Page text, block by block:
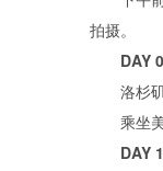
拍摄。
DAY
洛杉矶
乘坐美
DAY